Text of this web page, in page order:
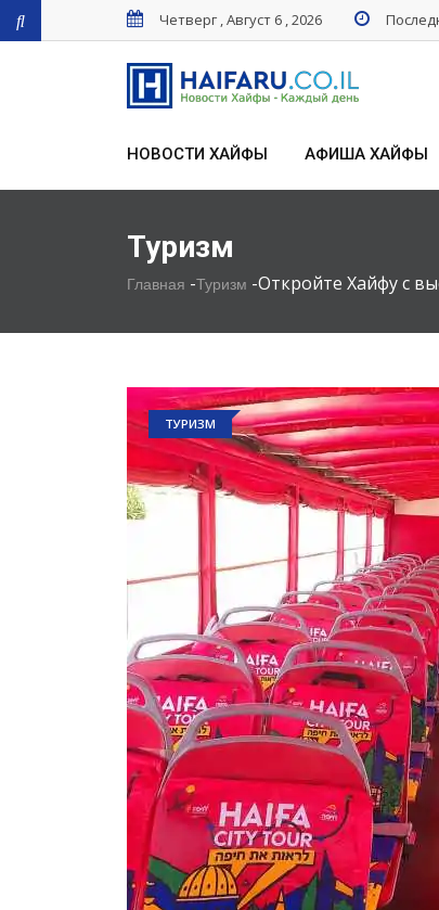
Четверг , Август 6 , 2026
НОВОСТИ ХАЙФЫ АФИША ХАЙФЫ
Туризм
Главная -Туризм -Откройте Хайфу с
ТУРИЗМ